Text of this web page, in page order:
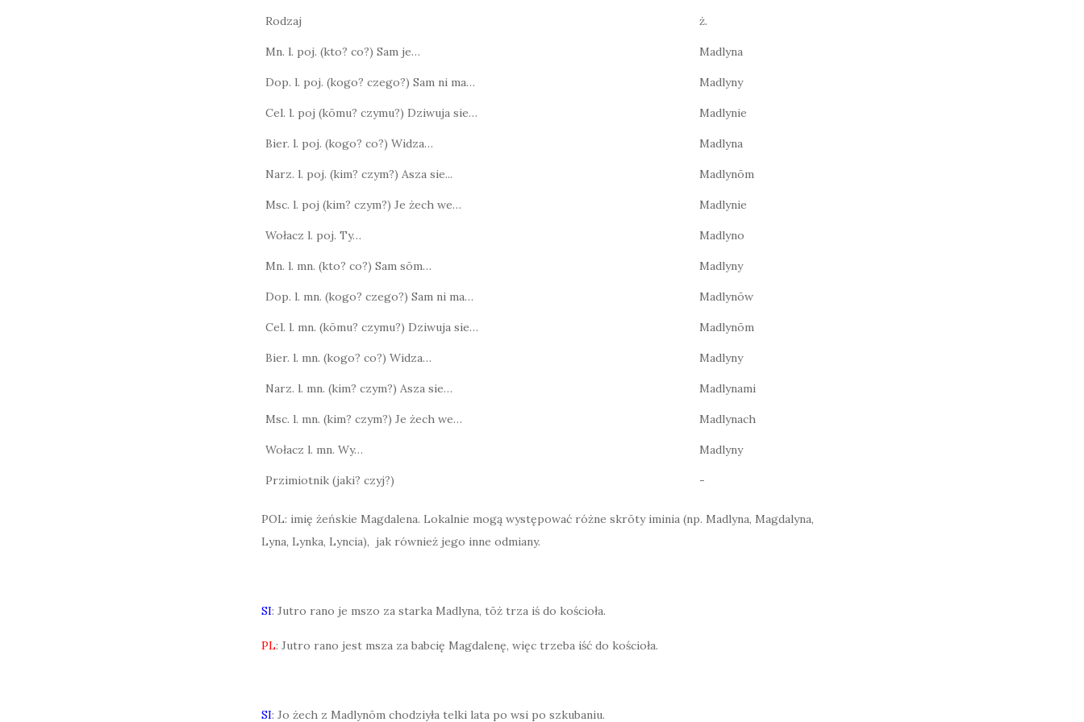
Rodzaj ż.
Mn. l. poj. (kto? co?) Sam je… Madlyna
Dop. l. poj. (kogo? czego?) Sam ni ma… Madlyny
Cel. l. poj (kōmu? czymu?) Dziwuja sie… Madlynie
Bier. l. poj. (kogo? co?) Widza… Madlyna
Narz. l. poj. (kim? czym?) Asza sie... Madlynōm
Msc. l. poj (kim? czym?) Je żech we… Madlynie
Wołacz l. poj. Ty… Madlyno
Mn. l. mn. (kto? co?) Sam sōm… Madlyny
Dop. l. mn. (kogo? czego?) Sam ni ma… Madlynōw
Cel. l. mn. (kōmu? czymu?) Dziwuja sie… Madlynōm
Bier. l. mn. (kogo? co?) Widza… Madlyny
Narz. l. mn. (kim? czym?) Asza sie… Madlynami
Msc. l. mn. (kim? czym?) Je żech we… Madlynach
Wołacz l. mn. Wy… Madlyny
Przimiotnik (jaki? czyj?) -
POL: imię żeńskie Magdalena. Lokalnie mogą występować różne skrōty iminia (np. Madlyna, Magdalyna,
Lyna, Lynka, Lyncia), jak również jego inne odmiany.
SI: Jutro rano je mszo za starka Madlyna, tōż trza iś do kościoła.
PL: Jutro rano jest msza za babcię Magdalenę, więc trzeba iść do kościoła.
SI: Jo żech z Madlynōm chodziyła telki lata po wsi po szkubaniu.